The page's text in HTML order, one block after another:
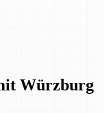
Würzburg